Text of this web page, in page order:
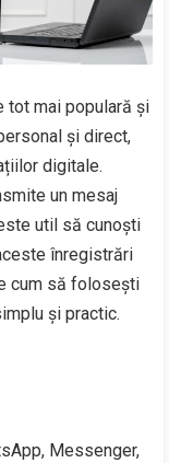
tot mai populară și
și direct,
digitale.
un mesaj
util să cunoști
înregistrări
cum să folosești
și practic.
Messenger,